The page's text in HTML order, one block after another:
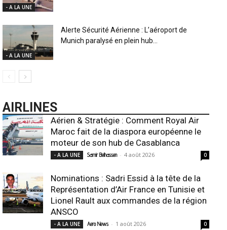
- A LA UNE
- A LA UNE
Alerte Sécurité Aérienne : L’aéroport de
Munich paralysé en plein hub...
AIRLINES
Aérien & Stratégie : Comment Royal Air
Maroc fait de la diaspora européenne le
moteur de son hub de Casablanca
- A LA UNE Samir Belhassen - 4 août 2026 0
Nominations : Sadri Essid à la tête de la
Représentation d’Air France en Tunisie et
Lionel Rault aux commandes de la région
ANSCO
- A LA UNE Aero News - 1 août 2026 0